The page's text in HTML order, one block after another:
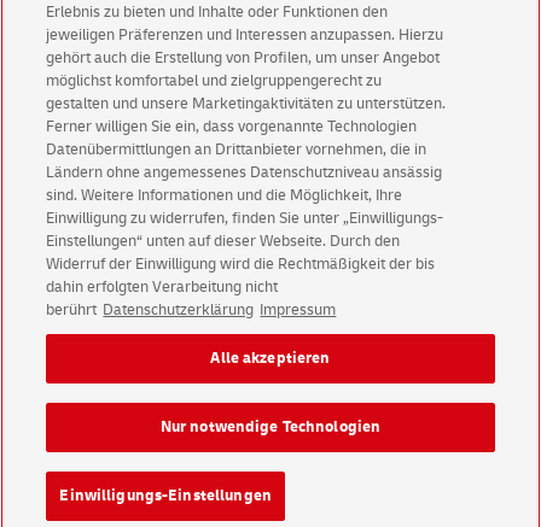
Jetzt anmelden und Rabatt sichern
Kundenservice
Warnung vor gefälschtenE-Mails
Impressum Rechtliche Hinweise
Datenschutz
Einwilligungs-Einstellungen
Konzern Karriere Presse Investoren
Erlebnis zu bieten und Inhalte oder Funktionen den
jeweiligen Präferenzen und Interessen anzupassen. Hierzu
gehört auch die Erstellung von Profilen, um unser Angebot
möglichst komfortabel und zielgruppengerecht zu
gestalten und unsere Marketingaktivitäten zu unterstützen.
Ferner willigen Sie ein, dass vorgenannte Technologien
Datenübermittlungen an Drittanbieter vornehmen, die in
Ländern ohne angemessenes Datenschutzniveau ansässig
sind. Weitere Informationen und die Möglichkeit, Ihre
Einwilligung zu widerrufen, finden Sie unter „Einwilligungs-
Einstellungen“ unten auf dieser Webseite. Durch den
Widerruf der Einwilligung wird die Rechtmäßigkeit der bis
dahin erfolgten Verarbeitung nicht
berührt Datenschutzerklärung Impressum
Einwilligungs-Einstellungen
Nur notwendige Technologien
Alle akzeptieren